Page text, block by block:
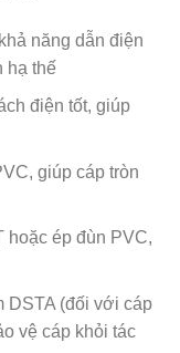
năng dẫn điện
hạ thế
điện tốt, giúp
giúp cáp tròn
hoặc ép đùn PVC,
DSTA (đối với cáp
vệ cáp khỏi tác